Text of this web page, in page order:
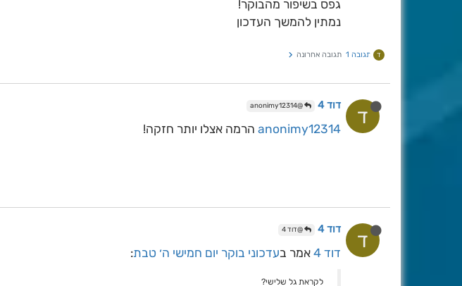
גפס בשיפור מהבוקר!
נמתין להמשך העדכון
ד תגובה 1 תגובה אחרונה
ד דוד 4 @anonimy12314
anonimy12314 הרמה אצלו יותר חזקה!
ד דוד 4 @דוד 4
דוד 4 אמר בעדכוני בוקר יום חמישי ה׳ טבת:
לקראת גל שלישי?